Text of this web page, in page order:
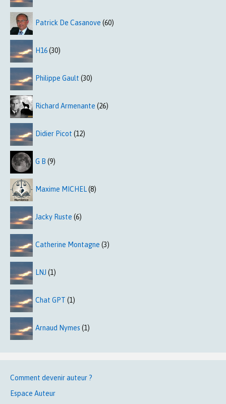
Patrick De Casanove (60)
H16(30)
Philippe Gault (30)
Richard Armenante (26)
Didier Picot (12)
G B (9)
Maxime MICHEL(8)
Jacky Ruste (6)
Catherine Montagne (3)
LNJ (1)
Chat GPT (1)
Arnaud Nymes (1)
Comment devenir auteur ?
Espace Auteur